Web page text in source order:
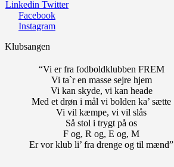
Linkedin Twitter
Facebook
Instagram
Klubsangen
“Vi er fra fodboldklubben FREM
Vi ta`r en masse sejre hjem
Vi kan skyde, vi kan heade
Med et drøn i mål vi bolden ka’ sætte
Vi vil kæmpe, vi vil slås
Så stol i trygt på os
F og, R og, E og, M
Er vor klub li’ fra drenge og til mænd”